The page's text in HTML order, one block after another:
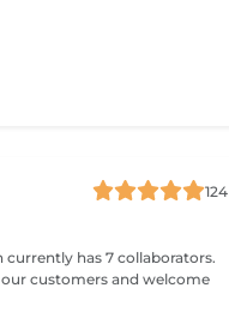
124
currently has 7 collaborators.
customers and welcome